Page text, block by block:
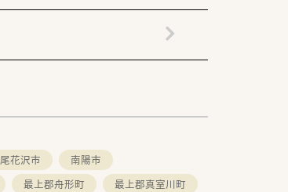
尾花沢市
南陽市
最上郡舟形町
最上郡真室川町